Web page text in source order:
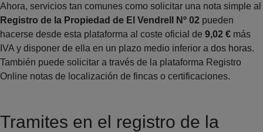
Ahora, servicios tan comunes como solicitar una nota simple al
Registro de la Propiedad de El Vendrell Nº 02 pueden
hacerse desde esta plataforma al coste oficial de 9,02 € más
IVA y disponer de ella en un plazo medio inferior a dos horas.
También puede solicitar a través de la plataforma Registro
Online notas de localización de fincas o certificaciones.
Tramites en el registro de la